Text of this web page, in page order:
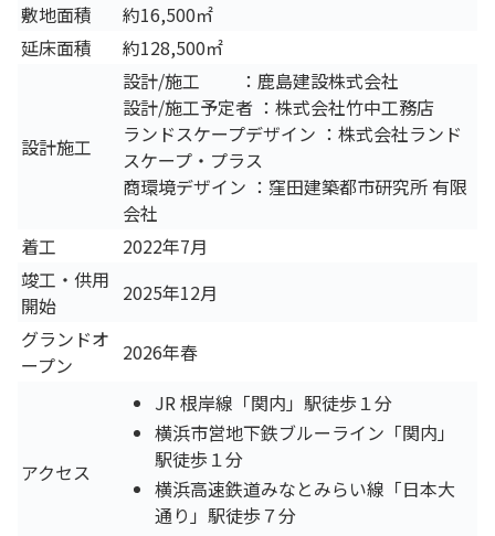
敷地面積
約16,500㎡
延床面積
約128,500㎡
設計施工
設計/施工 ：鹿島建設株式会社
設計/施工予定者 ：株式会社竹中工務店
ランドスケープデザイン ：株式会社ランド
スケープ・プラス
商環境デザイン ：窪田建築都市研究所 有限
会社
着工
2022年7月
竣工・供用
開始
2025年12月
グランドオ
ープン
2026年春
アクセス
JR 根岸線「関内」駅徒歩１分
横浜市営地下鉄ブルーライン「関内」
駅徒歩１分
横浜高速鉄道みなとみらい線「日本大
通り」駅徒歩７分